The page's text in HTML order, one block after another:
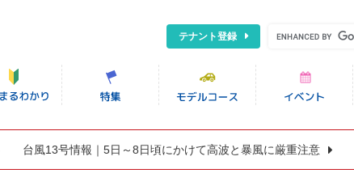
テナント登録
台風13号情報｜5日～8日頃にかけて高波と暴風に厳重注意